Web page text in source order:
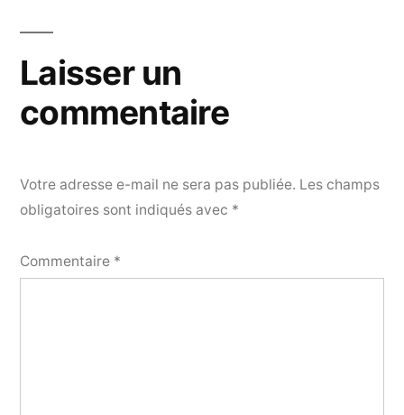
Laisser un
commentaire
Votre adresse e-mail ne sera pas publiée. Les champs
obligatoires sont indiqués avec *
Commentaire *